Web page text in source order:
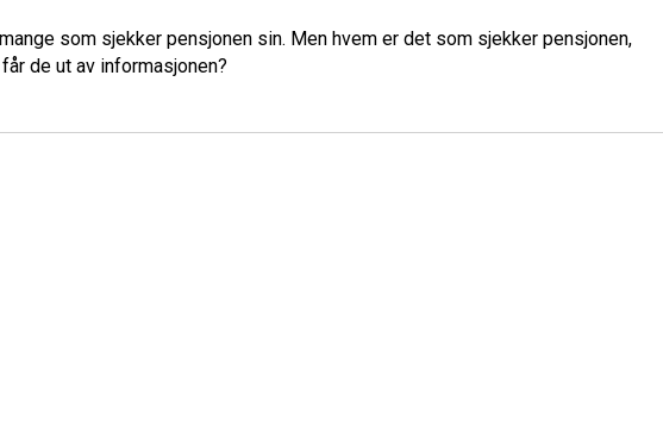
som sjekker pensjonen sin. Men hvem er det som sjekker pensjonen,
de ut av informasjonen?